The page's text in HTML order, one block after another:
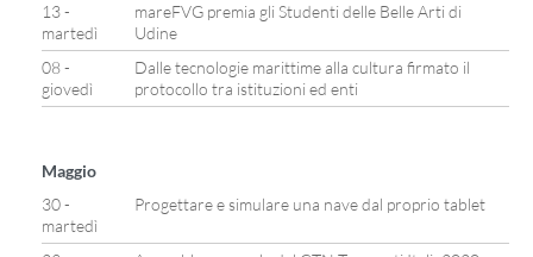
13 -
martedì
mareFVG premia gli Studenti delle Belle Arti di
Udine
08 -
giovedì
Dalle tecnologie marittime alla cultura firmato il
protocollo tra istituzioni ed enti
Maggio
30 -
martedì
Progettare e simulare una nave dal proprio tablet